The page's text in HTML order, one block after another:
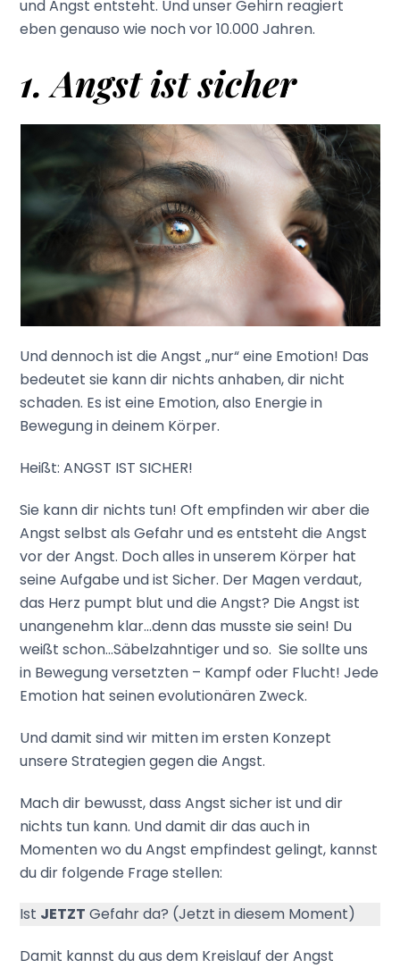
und Angst entsteht. Und unser Gehirn reagiert
eben genauso wie noch vor 10.000 Jahren.
1. Angst ist sicher
Und dennoch ist die Angst „nur“ eine Emotion! Das
bedeutet sie kann dir nichts anhaben, dir nicht
schaden. Es ist eine Emotion, also Energie in
Bewegung in deinem Körper.
Heißt: ANGST IST SICHER!
Sie kann dir nichts tun! Oft empfinden wir aber die
Angst selbst als Gefahr und es entsteht die Angst
vor der Angst. Doch alles in unserem Körper hat
seine Aufgabe und ist Sicher. Der Magen verdaut,
das Herz pumpt blut und die Angst? Die Angst ist
unangenehm klar…denn das musste sie sein! Du
weißt schon…Säbelzahntiger und so. Sie sollte uns
in Bewegung versetzten – Kampf oder Flucht! Jede
Emotion hat seinen evolutionären Zweck.
Und damit sind wir mitten im ersten Konzept
unsere Strategien gegen die Angst.
Mach dir bewusst, dass Angst sicher ist und dir
nichts tun kann. Und damit dir das auch in
Momenten wo du Angst empfindest gelingt, kannst
du dir folgende Frage stellen:
Ist JETZT Gefahr da? (Jetzt in diesem Moment)
Damit kannst du aus dem Kreislauf der Angst